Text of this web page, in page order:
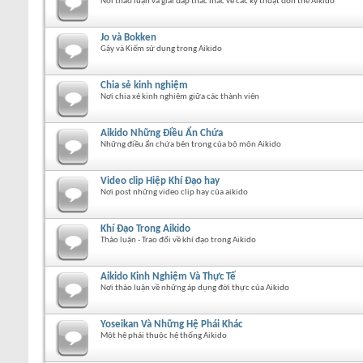
Jo và Bokken
Gậy và Kiếm sử dụng trong Aikido
Chia sẻ kinh nghiệm
Nơi chia xẻ kinh nghiệm giữa các thành viên
Aikido Những Điều Ẩn Chứa
Những điều ẩn chứa bên trong của bộ môn Aikido
Video clip Hiệp Khí Đạo hay
Nơi post những video clip hay của aikido
Khí Đạo Trong Aikido
Thảo luận - Trao đổi về khí đạo trong Aikido
Aikido Kinh Nghiệm Và Thực Tế
Nơi thảo luận về những áp dụng đời thực của Aikido
Yoseikan Và Những Hệ Phái Khác
Một hệ phái thuộc hệ thống Aikido